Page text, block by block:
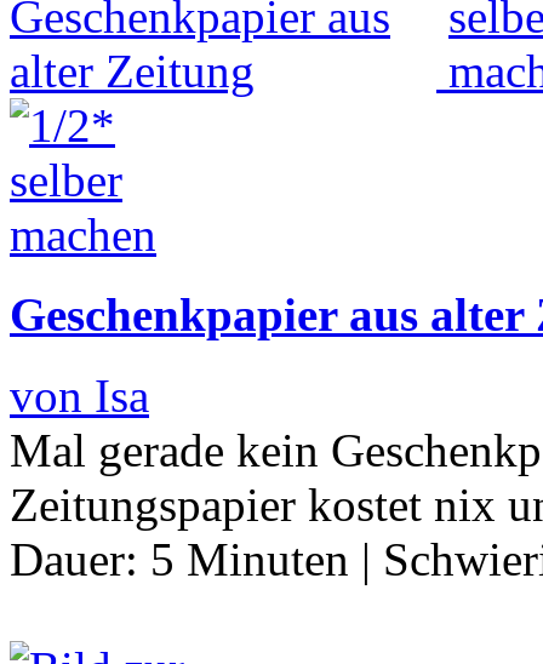
Geschenkpapier aus
von Isa
Mal gerade kein
Zeitungspapier kostet nix
Dauer: 5 Minuten |